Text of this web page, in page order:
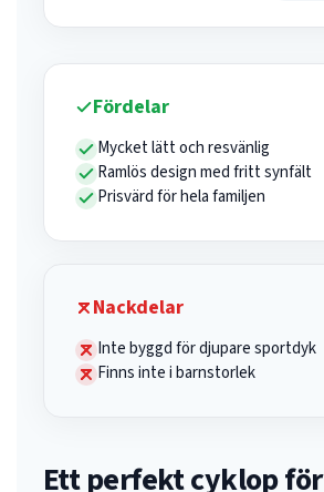
Fördelar
Mycket lätt och resvänlig
Ramlös design med fritt synfält
Prisvärd för hela familjen
Nackdelar
Inte byggd för djupare sportdyk
Finns inte i barnstorlek
Ett perfekt cyklop för